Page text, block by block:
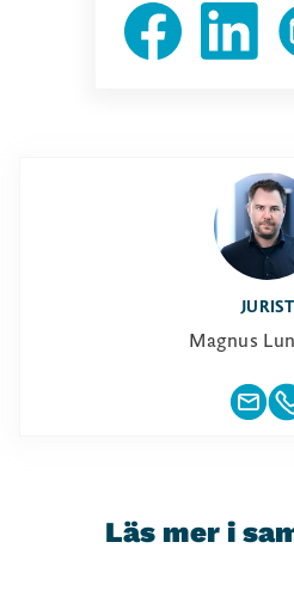
JURIST
Magnus
Läs mer i